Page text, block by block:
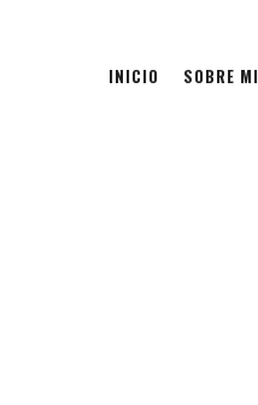
INICIO SOBRE MI